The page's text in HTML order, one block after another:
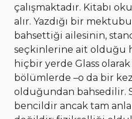
çalışmaktadır. Kitabı
alır. Yazdığı bir
bahsettiği ailesinin,
seçkinlerine ait olduğu
hiçbir yerde Glass
bölümlerde –o da bir
olduğundan bahsedilir.
bencildir ancak tam